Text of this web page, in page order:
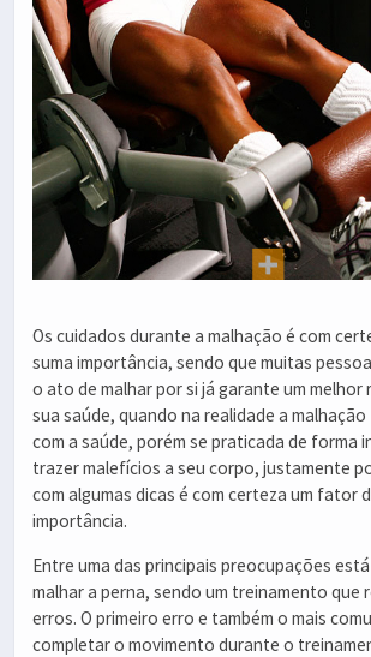
Os cuidados durante a malhação é com
suma importância, sendo que muitas
o ato de malhar por si já garante um melhor
sua saúde, quando na realidade a
com a saúde, porém se praticada de forma
trazer malefícios a seu corpo, justamente
com algumas dicas é com certeza um fator
importância.
Entre uma das principais preocupações
malhar a perna, sendo um treinamento que
erros. O primeiro erro e também o mais
completar o movimento durante o